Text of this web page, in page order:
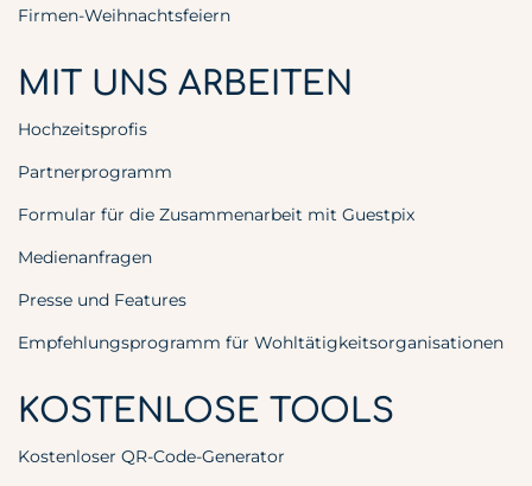
Firmen-Weihnachtsfeiern
MIT UNS ARBEITEN
Hochzeitsprofis
Partnerprogramm
Formular für die Zusammenarbeit mit Guestpix
Medienanfragen
Presse und Features
Empfehlungsprogramm für Wohltätigkeitsorganisationen
KOSTENLOSE TOOLS
Kostenloser QR-Code-Generator